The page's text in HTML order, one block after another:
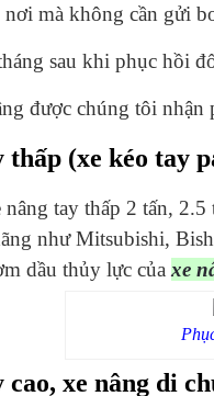
nơi mà không cần gửi
sau khi phục hồi
được chúng tôi nhận
thấp (xe kéo tay
tay thấp 2 tấn, 2.5
như Mitsubishi,
dầu thủy lực của xe
cao, xe nâng di